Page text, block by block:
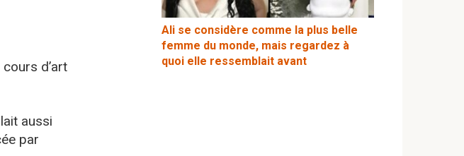
d’art
aussi
par
Ali se considère comme la plus belle
femme du monde, mais regardez à
quoi elle ressemblait avant